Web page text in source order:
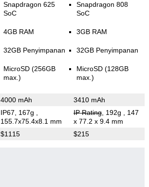
Snapdragon 625
SoC
4GB RAM
32GB Penyimpanan
MicroSD (256GB
max.)
Snapdragon 808
SoC
3GB RAM
32GB Penyimpanan
MicroSD (128GB
max.)
4000 mAh 3410 mAh
IP67, 167g
155.7x75.4x8.1 mm
IP Rating, 192g
, 147
x 77.2 x 9.4 mm
$1115 $215